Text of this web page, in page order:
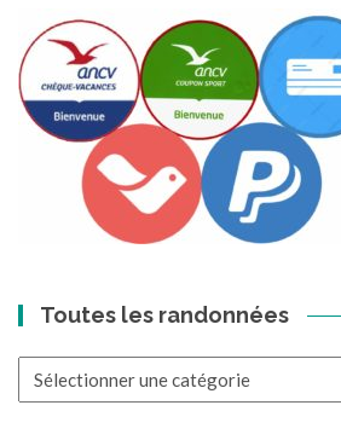
Toutes les randonnées